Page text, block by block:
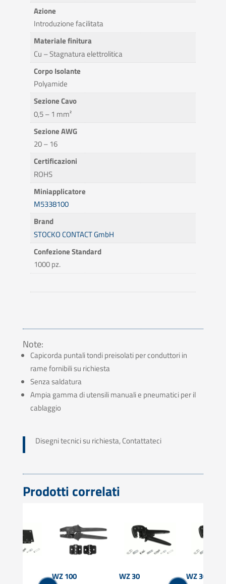
Azione
Introduzione facilitata
Materiale finitura
Cu – Stagnatura elettrolitica
Corpo Isolante
Polyamide
Sezione Cavo
0,5 – 1 mm²
Sezione AWG
20 – 16
Certificazioni
ROHS
Miniapplicatore
M5338100
Brand
STOCKO CONTACT GmbH
Confezione Standard
1000 pz.
Note:
Capicorda puntali tondi preisolati per conduttori in
rame fornibili su richiesta
Senza saldatura
Ampia gamma di utensili manuali e pneumatici per il
cablaggio
Disegni tecnici su richiesta, Contattateci
Prodotti correlati
WZ 100
WZ 30
WZ 30 L